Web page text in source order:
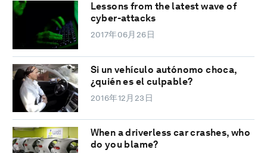
Lessons from the latest wave of
cyber-attacks
2017年06月26日
Si un vehículo autónomo choca,
¿quién es el culpable?
2016年12月23日
When a driverless car crashes, who
do you blame?